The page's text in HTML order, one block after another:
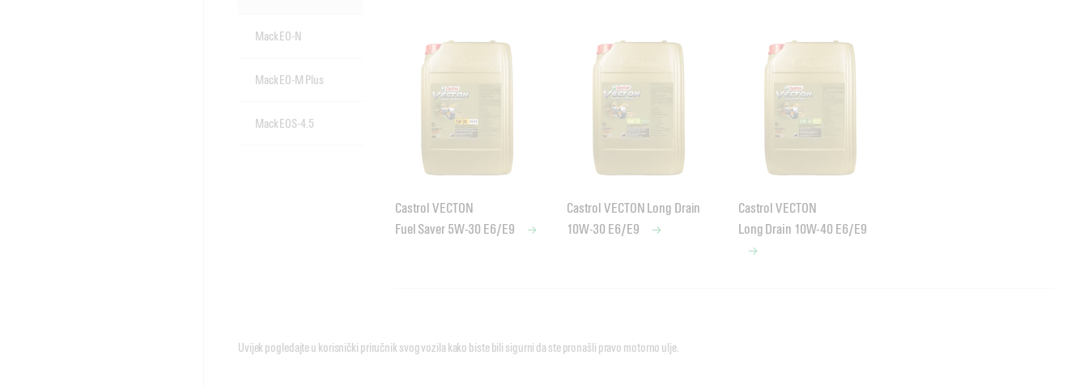
Mack EO-N
Mack EO-M Plus
Mack EOS-4.5
Castrol VECTON
Fuel Saver 5W-30 E6/E9
Castrol VECTON Long Drain
10W-30 E6/E9
Castrol VECTON
Long Drain 10W-40 E6/E9
Uvijek pogledajte u korisnički priručnik svog vozila kako biste bili sigurni da ste pronašli pravo motorno ulje.